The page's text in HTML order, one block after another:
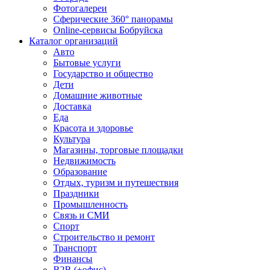
Фотогалереи
Сферические 360° панорамы
Online-сервисы Бобруйска
Каталог организаций
Авто
Бытовые услуги
Государство и общество
Дети
Домашние животные
Доставка
Еда
Красота и здоровье
Культура
Магазины, торговые площадки
Недвижимость
Образование
Отдых, туризм и путешествия
Праздники
Промышленность
Связь и СМИ
Спорт
Строительство и ремонт
Транспорт
Финансы